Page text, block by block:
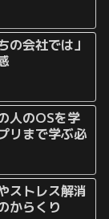
の会社では」
人のOSを学
リまで学ぶ必
ストレス解消
からくり